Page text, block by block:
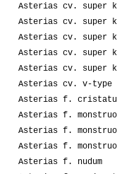
Asterias cv. super
Asterias cv. super
Asterias cv. super
Asterias cv. super
Asterias cv. super
Asterias cv. v-type
Asterias f.
Asterias f.
Asterias f.
Asterias f.
Asterias f. nudum